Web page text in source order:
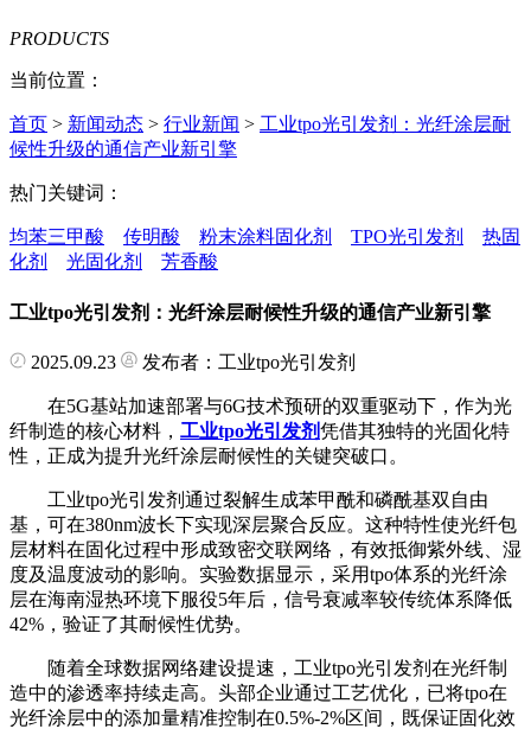
PRODUCTS
当前位置：
首页 > 新闻动态 > 行业新闻 > 工业tpo光引发剂：光纤涂层耐
候性升级的通信产业新引擎
热门关键词：
均苯三甲酸 传明酸 粉末涂料固化剂 TPO光引发剂
热固
化剂
光固化剂 芳香酸
工业tpo光引发剂：光纤涂层耐候性升级的通信产业新引擎
2025.09.23 发布者：工业tpo光引发剂
在5G基站加速部署与6G技术预研的双重驱动下，作为光
纤制造的核心材料， 工业tpo光引发剂凭借其独特的光固化特
性，正成为提升光纤涂层耐候性的关键突破口。
工业tpo光引发剂通过裂解生成苯甲酰和磷酰基双自由
基，可在380nm波长下实现深层聚合反应。这种特性使光纤包
层材料在固化过程中形成致密交联网络，有效抵御紫外线、湿
度及温度波动的影响。实验数据显示，采用tpo体系的光纤涂
层在海南湿热环境下服役5年后，信号衰减率较传统体系降低
42%，验证了其耐候性优势。
随着全球数据网络建设提速，工业tpo光引发剂在光纤制
造中的渗透率持续走高。头部企业通过工艺优化，已将tpo在
光纤涂层中的添加量精准控制在0.5%-2%区间，既保证固化效